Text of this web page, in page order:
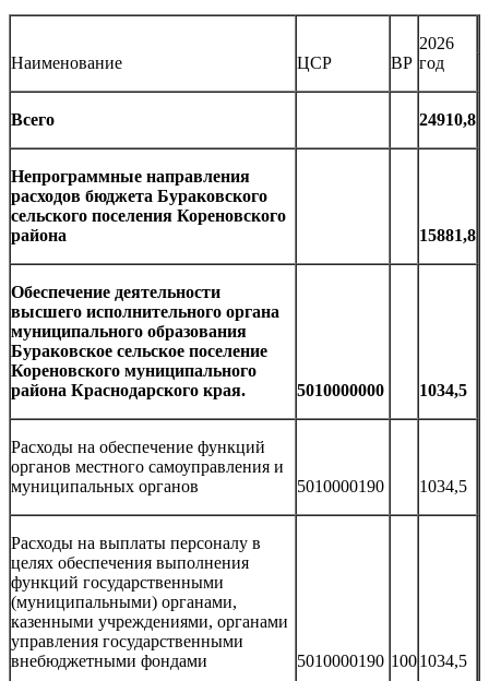
Наименование ЦСР ВР
2026
год
Всего 24910,8
Непрограммные направления
расходов бюджета Бураковского
сельского поселения Кореновского
района
15881,8
Обеспечение деятельности
высшего исполнительного органа
муниципального образования
Бураковское сельское поселение
Кореновского муниципального
района Краснодарского края.
5010000000 1034,5
Расходы на обеспечение функций
органов местного самоуправления и
муниципальных органов
5010000190 1034,5
Расходы на выплаты персоналу в
целях обеспечения выполнения
функций государственными
(муниципальными) органами,
казенными учреждениями, органами
управления государственными
внебюджетными фондами
5010000190 1001034,5